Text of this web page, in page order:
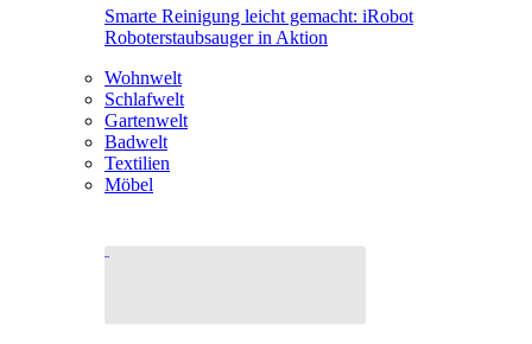
Smarte Reinigung leicht gemacht: iRobot
Roboterstaubsauger in Aktion
Wohnwelt
Schlafwelt
Gartenwelt
Badwelt
Textilien
Möbel